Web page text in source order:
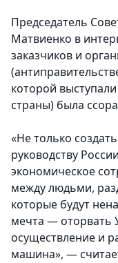
Председатель
Матвиенко в
заказчиков и
которой
страны) была
«Не только
руководству
экономическое
между людьми,
которые будут
мечта — оторвать
осуществление и
машина», —